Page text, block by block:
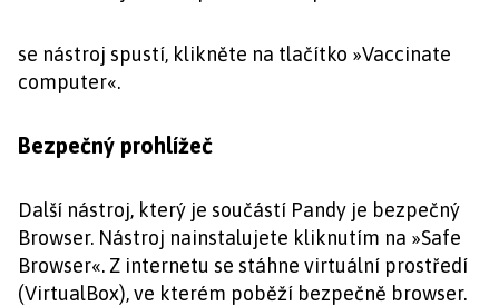
se nástroj spustí, klikněte na tlačítko »Vaccinate
computer«.
Bezpečný prohlížeč
Další nástroj, který je součástí Pandy je bezpečný
Browser. Nástroj nainstalujete kliknutím na »Safe
Browser«. Z internetu se stáhne virtuální prostředí
(VirtualBox), ve kterém poběží bezpečně browser.